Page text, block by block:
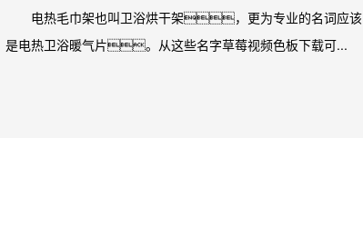
电热毛巾架也叫卫浴烘干架，更为专业的名词应该
是电热卫浴暖气片。从这些名字草莓视频色板下载可...